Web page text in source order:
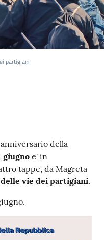
partigiani
della
giugnoe' in
tappe, da Magreta
vie dei partigiani.